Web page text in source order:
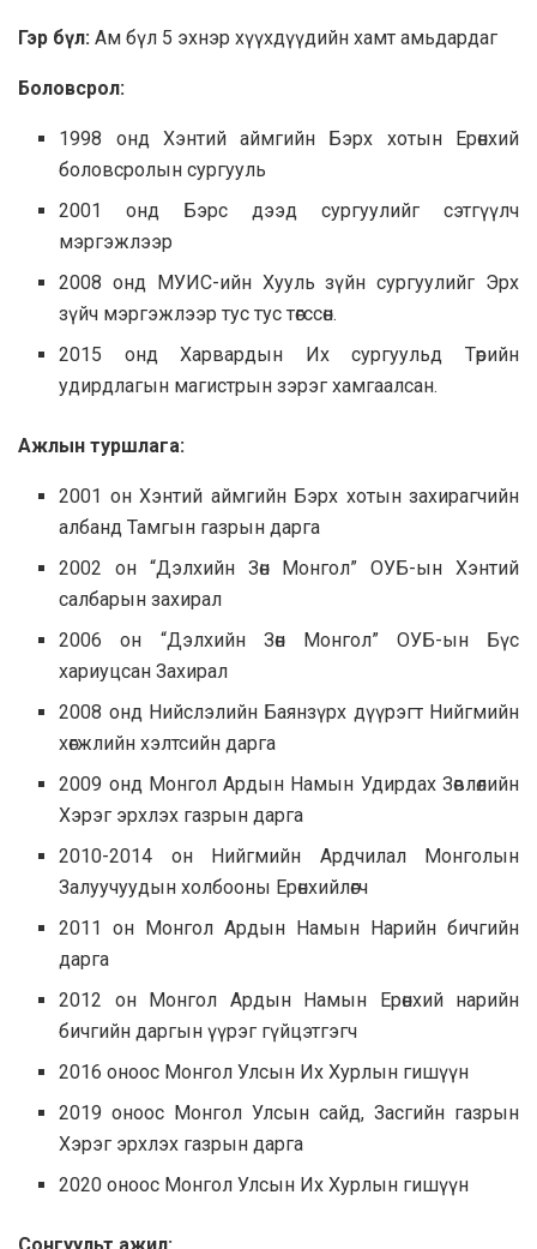
Гэр бүл: Ам бүл 5 эхнэр хүүхдүүдийн хамт амьдардаг
Боловсрол:
1998 онд Хэнтий аймгийн Бэрх хотын Ерөнхий
боловсролын сургууль
2001 онд Бэрс дээд сургуулийг сэтгүүлч
мэргэжлээр
2008 онд МУИС-ийн Хууль зүйн сургуулийг Эрх
зүйч мэргэжлээр тус тус төгссөн.
2015 онд Харвардын Их сургуульд Төрийн
удирдлагын магистрын зэрэг хамгаалсан.
Ажлын туршлага:
2001 он Хэнтий аймгийн Бэрх хотын захирагчийн
албанд Тамгын газрын дарга
2002 он “Дэлхийн Зөн Монгол” ОУБ-ын Хэнтий
салбарын захирал
2006 он “Дэлхийн Зөн Монгол” ОУБ-ын Бүс
хариуцсан Захирал
2008 онд Нийслэлийн Баянзүрх дүүрэгт Нийгмийн
хөгжлийн хэлтсийн дарга
2009 онд Монгол Ардын Намын Удирдах Зөвлөлийн
Хэрэг эрхлэх газрын дарга
2010-2014 он Нийгмийн Ардчилал Монголын
Залуучуудын холбооны Ерөнхийлөгч
2011 он Монгол Ардын Намын Нарийн бичгийн
дарга
2012 он Монгол Ардын Намын Ерөнхий нарийн
бичгийн даргын үүрэг гүйцэтгэгч
2016 оноос Монгол Улсын Их Хурлын гишүүн
2019 оноос Монгол Улсын сайд, Засгийн газрын
Хэрэг эрхлэх газрын дарга
2020 оноос Монгол Улсын Их Хурлын гишүүн